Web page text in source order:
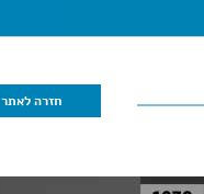
חזרה לאתר